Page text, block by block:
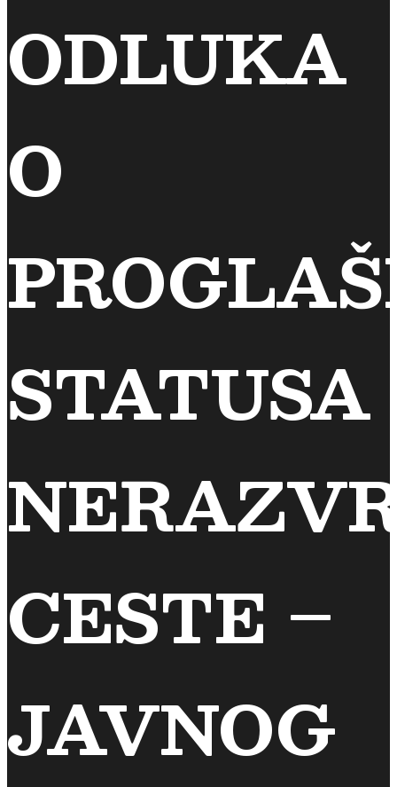
ODLUKA
O
STATUSA
CESTE –
JAVNOG